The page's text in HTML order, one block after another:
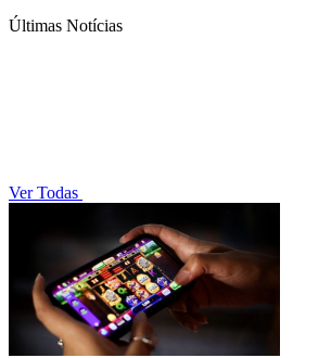
Últimas Notícias
Ver Todas